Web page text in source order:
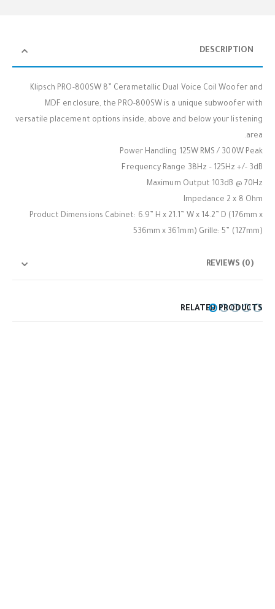
DESCRIPTION
Klipsch PRO-800SW 8” Cerametallic Dual Voice Coil Woofer and
MDF enclosure, the PRO-800SW is a unique subwoofer with
versatile placement options inside, above and below your listening
area.
Power Handling 125W RMS / 300W Peak
Frequency Range 38Hz – 125Hz +/- 3dB
Maximum Output 103dB @ 70Hz
Impedance 2 x 8 Ohm
Product Dimensions Cabinet: 6.9” H x 21.1” W x 14.2” D (176mm x
536mm x 361mm) Grille: 5” (127mm)
REVIEWS (0)
RELATED PRODUCTS